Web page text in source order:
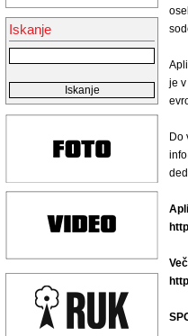
Iskanje
je
Do